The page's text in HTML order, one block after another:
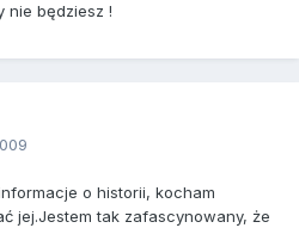
nie będziesz !
o historii, kocham
jej.Jestem tak zafascynowany, że